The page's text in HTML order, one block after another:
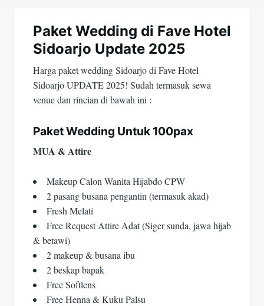
posPaket Wedding di Fave Hotel
Sidoarjo Update 2025
Harga paket wedding Sidoarjo di Fave Hotel
Sidoarjo UPDATE 2025! Sudah termasuk sewa
venue dan rincian di bawah ini :
Paket Wedding Untuk 100pax
MUA & Attire
Makeup Calon Wanita Hijabdo CPW
2 pasang busana pengantin (termasuk akad)
Fresh Melati
Free Request Attire Adat (Siger sunda, jawa hijab
& betawi)
2 makeup & busana ibu
2 beskap bapak
Free Softlens
Free Henna & Kuku Palsu